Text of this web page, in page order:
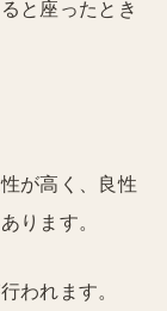
と座ったとき
が高く、良性
ります。
われます。